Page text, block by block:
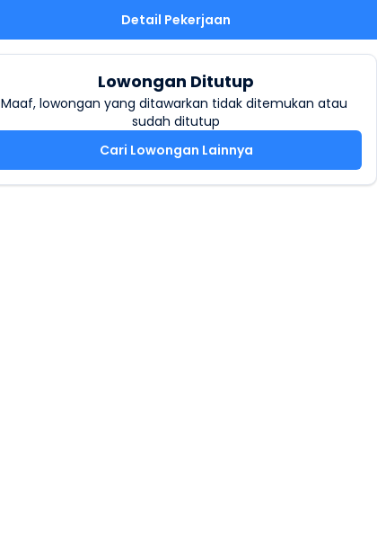
Detail Pekerjaan
Lowongan Ditutup
Maaf, lowongan yang ditawarkan tidak ditemukan atau
sudah ditutup
Cari Lowongan Lainnya